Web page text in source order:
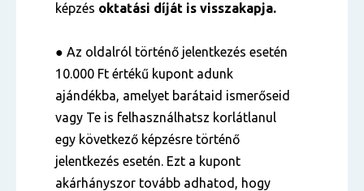
képzés oktatási díját is visszakapja.
● Az oldalról történő jelentkezés esetén
10.000 Ft értékű kupont adunk
ajándékba, amelyet barátaid ismerőseid
vagy Te is felhasználhatsz korlátlanul
egy következő képzésre történő
jelentkezés esetén. Ezt a kupont
akárhányszor tovább adhatod, hogy